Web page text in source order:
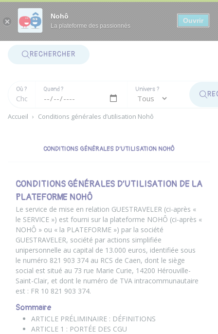
Nohô
La plateforme des passionnés
Ouvrir
RECHERCHER
Où ? Quand ? Univers ?
Accueil › Conditions générales d’utilisation Nohô
CONDITIONS GÉNÉRALES D’UTILISATION NOHÔ
CONDITIONS GÉNÉRALES D’UTILISATION DE LA
PLATEFORME NOHÔ
Le service de mise en relation GUESTRAVELER (ci-après «
le SERVICE ») est fourni sur la plateforme NOHÔ (ci-après «
NOHÔ » ou « la PLATEFORME ») par la société
GUESTRAVELER, société par actions simplifiée
unipersonnelle au capital de 13.000 euros, identifiée sous
le numéro 821 903 374 au RCS de Caen, dont le siège
social est situé au 73 rue Marie Curie, 14200 Hérouville-
Saint-Clair, et dont le numéro de TVA intracommunautaire
est : FR 10 821 903 374.
Sommaire
ARTICLE PRÉLIMINAIRE : DÉFINITIONS
ARTICLE 1 : PORTÉE DES CGU
Panneau de gestion des cookies